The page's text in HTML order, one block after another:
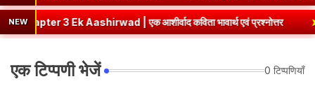
NEW| एक आशीर्वाद कविता भावार्थ एवं प्रश्नोत्तर ➤Class 8 Hindi
एक टिप्पणी भेजें 0 टिप्पणियाँ